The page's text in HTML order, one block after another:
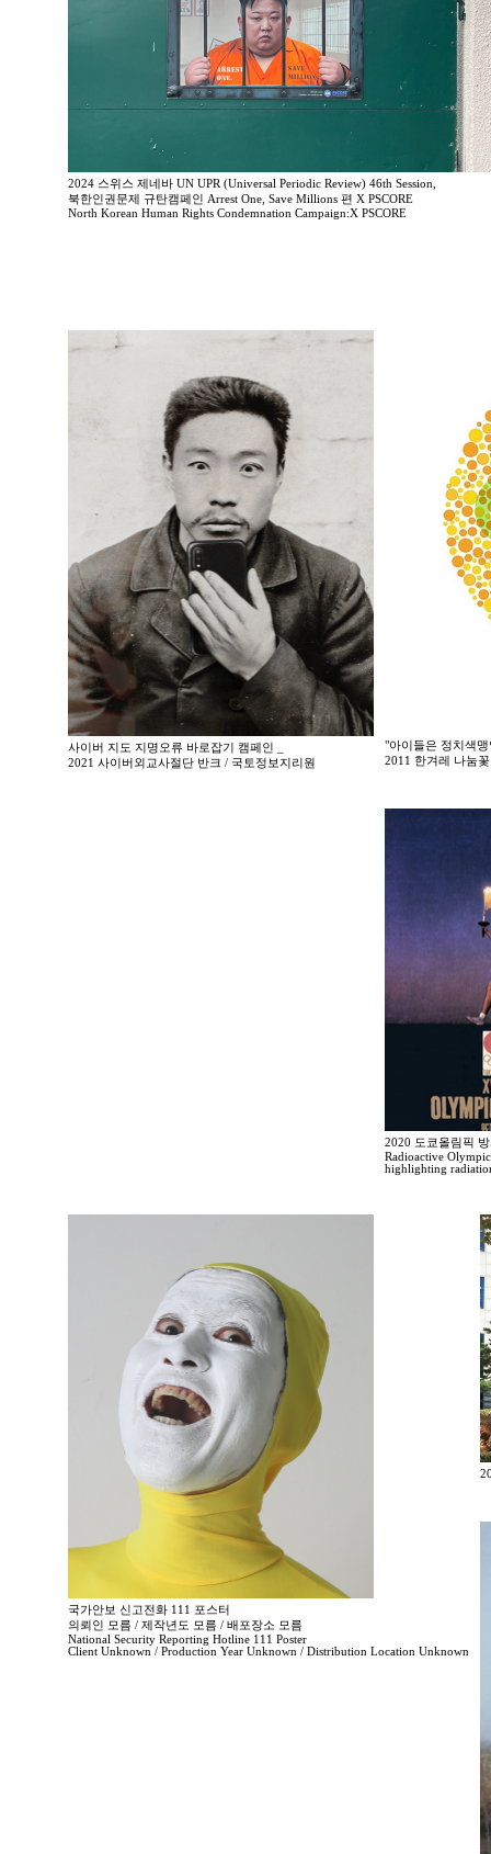
2024 스위스 제네바 UN UPR (Universal Periodic Review) 46th Session,
북한인권문제 규탄캠페인 Arrest One, Save Millions 편 X PSCORE
North Korean Human Rights Condemnation Campaign:X PSCORE
사이버 지도 지명오류 바로잡기 캠페인 _
2021 사이버외교사절단 반크 / 국토정보지리원
"아이들은 정치색
2011 한겨레 나눔
2020 도쿄올림픽
Radioactive
highlighting
국가안보 신고전화 111 포스터
의뢰인 모름 / 제작년도 모름 / 배포장소 모름
National Security Reporting Hotline 111 Poster
Client Unknown / Production Year Unknown / Distribution Location Unknown